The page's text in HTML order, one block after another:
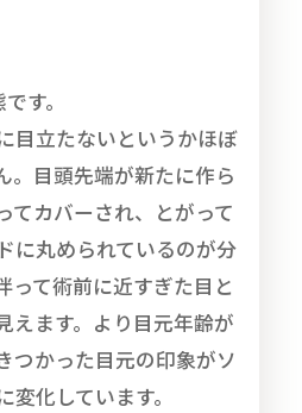
す。
目立たないというかほぼ
。目頭先端が新たに作ら
てカバーされ、とがって
に丸められているのが分
って術前に近すぎた目と
えます。より目元年齢が
つかった目元の印象がソ
化しています。